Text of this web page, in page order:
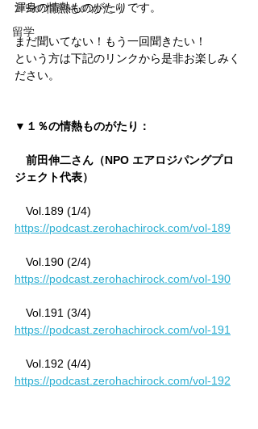
１％の情熱ものがたり
留学
渾身の情熱ものがたりです。
まだ聞いてない！もう一回聞きたい！
という方は下記のリンクから是非お楽しみく
ださい。
▼１％の情熱ものがたり：
前田伸二さん（NPO エアロジパングプロ
ジェクト代表）
Vol.189 (1/4)
https://podcast.zerohachirock.com/vol-189
Vol.190 (2/4)
https://podcast.zerohachirock.com/vol-190
Vol.191 (3/4)
https://podcast.zerohachirock.com/vol-191
Vol.192 (4/4)
https://podcast.zerohachirock.com/vol-192